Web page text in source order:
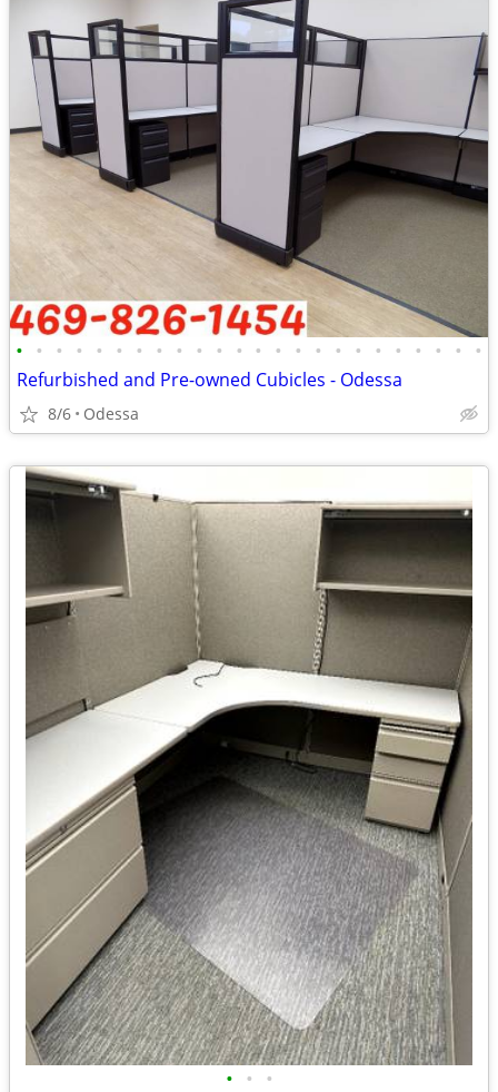
• • • • • • • • • • • • • • • • • • • • • • • •
Refurbished and Pre-owned Cubicles - Odessa
8/6 Odessa
• • •